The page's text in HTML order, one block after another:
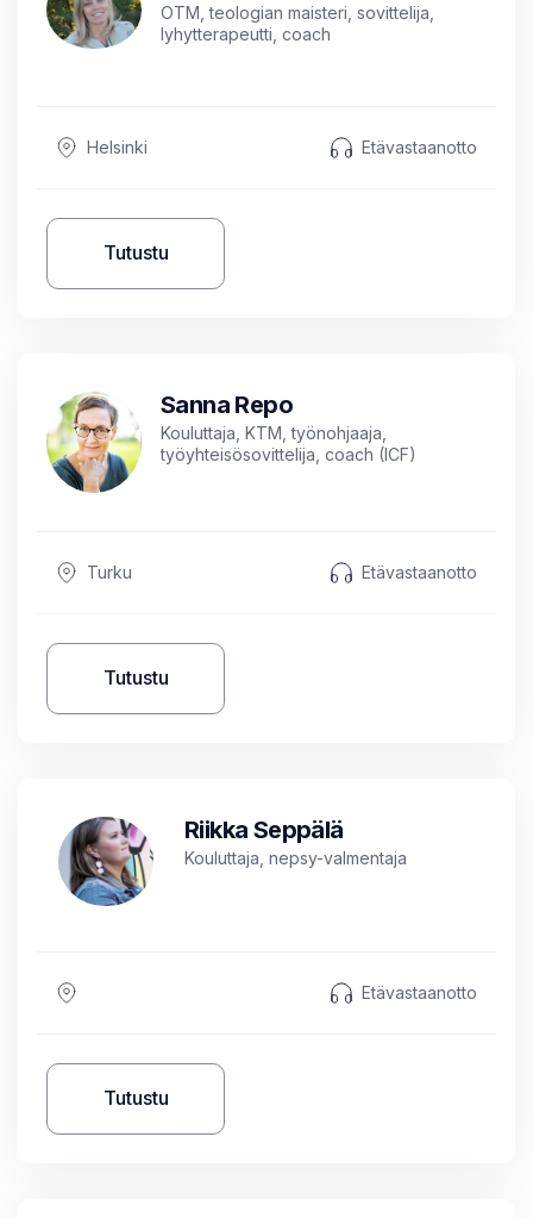
OTM, teologian maisteri, sovittelija,
lyhytterapeutti, coach
Helsinki Etävastaanotto
Tutustu
Sanna Repo
Kouluttaja, KTM, työnohjaaja,
työyhteisösovittelija, coach (ICF)
Turku Etävastaanotto
Tutustu
Riikka Seppälä
Kouluttaja, nepsy-valmentaja
Etävastaanotto
Tutustu